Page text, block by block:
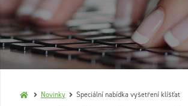
Novinky Speciální nabídka vyšetření klíšťat